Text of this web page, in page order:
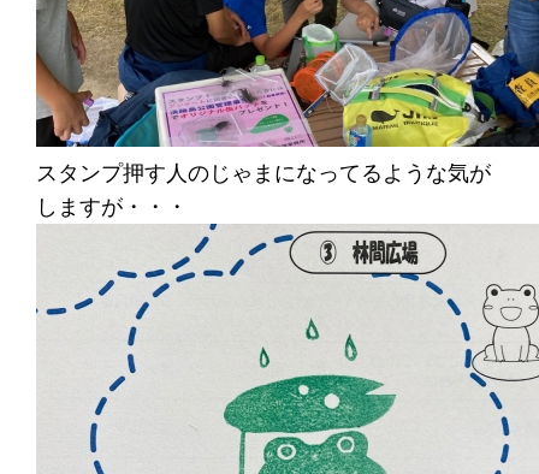
スタンプ押す人のじゃまになってるような気が
しますが・・・